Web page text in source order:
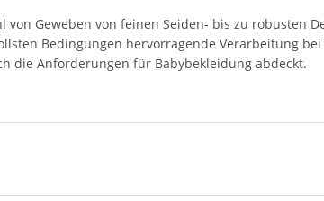
Geweben von feinen Seiden- bis zu robusten
Bedingungen hervorragende Verarbeitung
die Anforderungen für Babybekleidung abdeckt.